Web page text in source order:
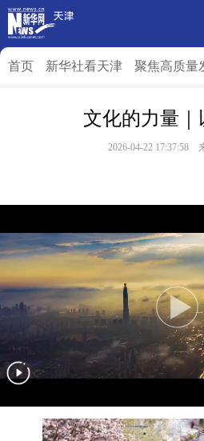
首页 新华社看天津 聚焦高质量
文化的力量｜
2026-04-22 17:37:58